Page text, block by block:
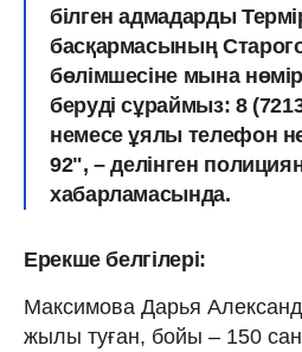
білген адмадарды
басқармасының
бөлімшесіне мына
беруді сұраймыз: 8
немесе ұялы телефон
92", – делінген
хабарламасында.
Ерекше белгілері:
Максимова Дарья
жылы туған, бойы – 150